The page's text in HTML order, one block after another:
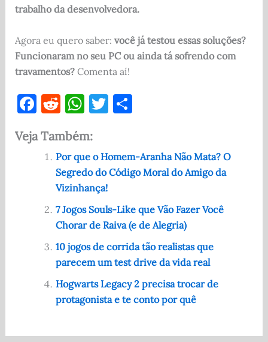
trabalho da desenvolvedora.
Agora eu quero saber: você já testou essas soluções?
Funcionaram no seu PC ou ainda tá sofrendo com
travamentos?Comenta aí!
F
c
e
o
o
k
R
d
di
t
W
at
s
A
p
p
T
te
r
S
e
Veja Também:
Por que o Homem-Aranha Não Mata? O
Segredo do Código Moral do Amigo da
Vizinhança!
7 Jogos Souls-Like que Vão Fazer Você
Chorar de Raiva (e de Alegria)
10 jogos de corrida tão realistas que
parecem um test drive da vida real
Hogwarts Legacy 2 precisa trocar de
protagonista e te conto por quê